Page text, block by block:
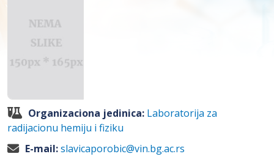
Organizaciona jedinica: Laboratorija za
radijacionu hemiju i fiziku
E-mail:slavicaporobic@vin.bg.ac.rs